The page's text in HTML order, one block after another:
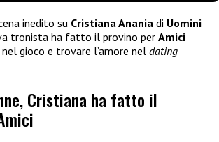
inedito su Cristiana Anania di Uomini
tronista ha fatto il provino per Amici
gioco e trovare l’amore nel dating
Cristiana ha fatto il